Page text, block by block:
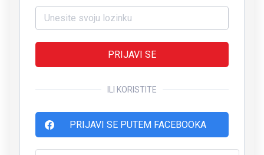
PRIJAVI SE
ILI KORISTITE
PRIJAVI SE PUTEM FACEBOOKA